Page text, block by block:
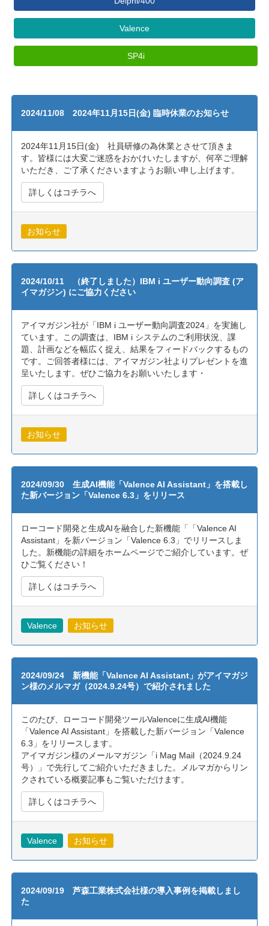
Valence
SP4i
2024/11/08 2024年11月15日(金) 臨時休業のお知らせ
2024年11月15日(金) 社員研修の為休業とさせて頂きま
す。皆様には大変ご迷惑をおかけいたしますが、何卒ご理解
いただき、ご了承くださいますようお願い申し上げます。
詳しくはコチラへ
お知らせ
2024/10/11 （終了しました）IBM i ユーザー動向調査 (ア
イマガジン) にご協力ください
アイマガジン社が「IBM i ユーザー動向調査2024」を実施し
ています。この調査は、IBM i システムのご利用状況、課
題、計画などを幅広く捉え、結果をフィードバックするもの
です。ご回答者様には、アイマガジン社よりプレゼントを進
呈いたします。ぜひご協力をお願いいたします・
詳しくはコチラへ
お知らせ
2024/09/30 生成AI機能「Valence AI Assistant」を搭載し
た新バージョン「Valence 6.3」をリリース
ローコード開発と生成AIを融合した新機能「「Valence AI
Assistant」を新バージョン「Valence 6.3」でリリースしま
した。新機能の詳細をホームページでご紹介しています。ぜ
ひご覧ください！
詳しくはコチラへ
Valence お知らせ
2024/09/24 新機能「Valence AI Assistant」がアイマガジ
ン様のメルマガ（2024.9.24号）で紹介されました
このたび、ローコード開発ツールValenceに生成AI機能
「Valence AI Assistant」を搭載した新バージョン「Valence
6.3」をリリースします。
アイマガジン様のメールマガジン「i Mag Mail（2024.9.24
号）」で先行してご紹介いただきました。メルマガからリン
クされている概要記事もご覧いただけます。
詳しくはコチラへ
Valence お知らせ
2024/09/19 芦森工業株式会社様の導入事例を掲載しまし
た